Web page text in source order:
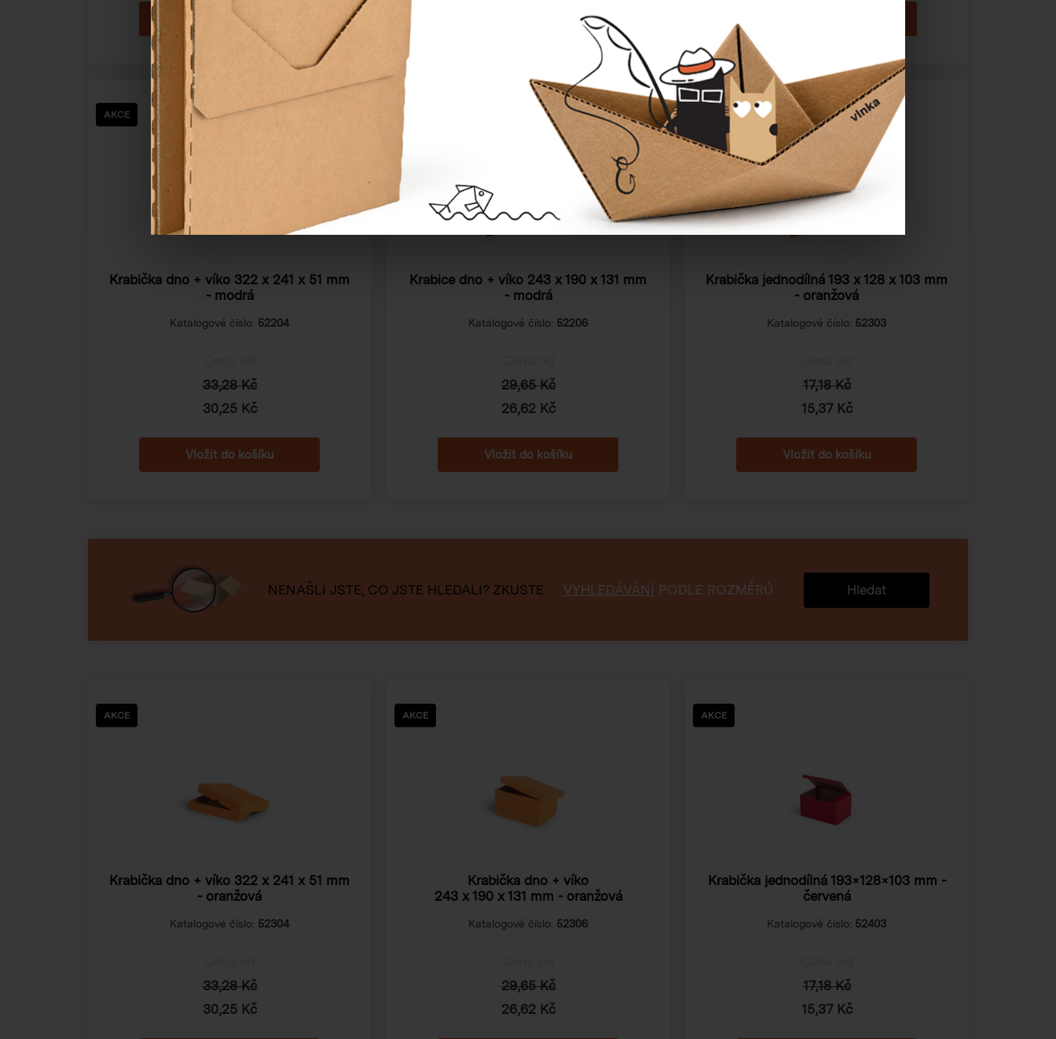
AKCE
Krabička dno + víko 322 x 241 x 51 mm
- modrá
Katalogové číslo: 52204
33,28 Kč
30,25 Kč
Krabice dno + víko 243 x 190 x 131 mm
- modrá
Katalogové číslo: 52206
29,65 Kč
26,62 Kč
AKCE
Krabička jednodílná 193 x 128 x 103 mm
- oranžová
Katalogové číslo: 52303
17,18 Kč
15,37 Kč
NENAŠLI JSTE, CO JSTE HLEDALI? ZKUSTE VYHLEDÁVÁNÍ PODLE ROZMĚRŮ Hledat
AKCE
Krabička dno + víko 322 x 241 x 51 mm
- oranžová
Katalogové číslo: 52304
33,28 Kč
30,25 Kč
AKCE
Krabička dno + víko
243 x 190 x 131 mm - oranžová
Katalogové číslo: 52306
29,65 Kč
26,62 Kč
AKCE
Krabička jednodílná 193×128×103 mm -
červená
Katalogové číslo: 52403
17,18 Kč
15,37 Kč